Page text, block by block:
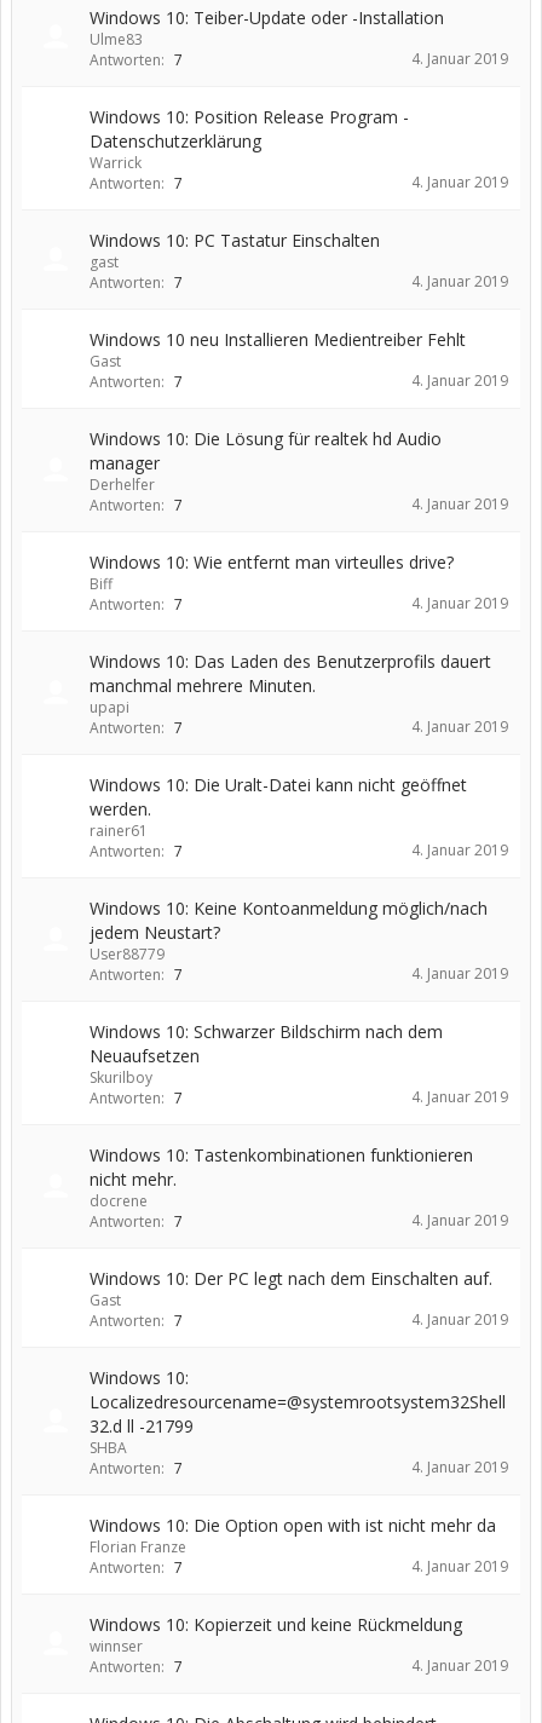
Windows 10: Teiber-Update oder -Installation
Ulme83
Antworten: 7 4. Januar 2019
Windows 10: Position Release Program -
Datenschutzerklärung
Warrick
Antworten: 7 4. Januar 2019
Windows 10: PC Tastatur Einschalten
gast
Antworten: 7 4. Januar 2019
Windows 10 neu Installieren Medientreiber Fehlt
Gast
Antworten: 7 4. Januar 2019
Windows 10: Die Lösung für realtek hd Audio
manager
Derhelfer
Antworten: 7 4. Januar 2019
Windows 10: Wie entfernt man virteulles drive?
Biff
Antworten: 7 4. Januar 2019
Windows 10: Das Laden des Benutzerprofils dauert
manchmal mehrere Minuten.
upapi
Antworten: 7 4. Januar 2019
Windows 10: Die Uralt-Datei kann nicht geöffnet
werden.
rainer61
Antworten: 7 4. Januar 2019
Windows 10: Keine Kontoanmeldung möglich/nach
jedem Neustart?
User88779
Antworten: 7 4. Januar 2019
Windows 10: Schwarzer Bildschirm nach dem
Neuaufsetzen
Skurilboy
Antworten: 7 4. Januar 2019
Windows 10: Tastenkombinationen funktionieren
nicht mehr.
docrene
Antworten: 7 4. Januar 2019
Windows 10: Der PC legt nach dem Einschalten auf.
Gast
Antworten: 7 4. Januar 2019
Windows 10:
Localizedresourcename=@systemrootsystem32Shell
32.d ll -21799
SHBA
Antworten: 7 4. Januar 2019
Windows 10: Die Option open with ist nicht mehr da
Florian Franze
Antworten: 7 4. Januar 2019
Windows 10: Kopierzeit und keine Rückmeldung
winnser
Antworten: 7 4. Januar 2019